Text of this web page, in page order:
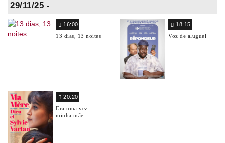
29/11/25 -
16:00
13 dias, 13 noites
18:15
Voz de aluguel
20:20
Era uma vez
minha mãe